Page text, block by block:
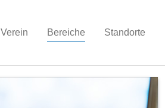
Verein Bereiche Standorte